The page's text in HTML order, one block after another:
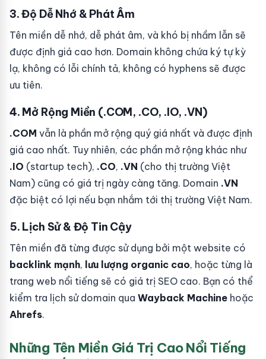
3. Độ Dễ Nhớ & Phát Âm
Tên miền dễ nhớ, dễ phát âm, và khó bị nhầm lẫn sẽ
được định giá cao hơn. Domain không chứa ký tự kỳ
lạ, không có lỗi chính tả, không có hyphens sẽ được
ưu tiên.
4. Mở Rộng Miền (.COM, .CO, .IO, .VN)
.COM vẫn là phần mở rộng quý giá nhất và được định
giá cao nhất. Tuy nhiên, các phần mở rộng khác như
.IO (startup tech), .CO, .VN (cho thị trường Việt
Nam) cũng có giá trị ngày càng tăng. Domain .VN
đặc biệt có lợi nếu bạn nhắm tới thị trường Việt Nam.
5. Lịch Sử & Độ Tin Cậy
Tên miền đã từng được sử dụng bởi một website có
backlink mạnh, lưu lượng organic cao, hoặc từng là
trang web nổi tiếng sẽ có giá trị SEO cao. Bạn có thể
kiểm tra lịch sử domain qua Wayback Machine hoặc
Ahrefs.
Những Tên Miền Giá Trị Cao Nổi Tiếng